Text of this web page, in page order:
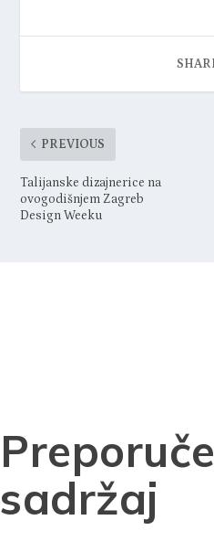
PREVIOUS
Talijanske dizajnerice na
ovogodišnjem Zagreb
Design Weeku
sadržaj